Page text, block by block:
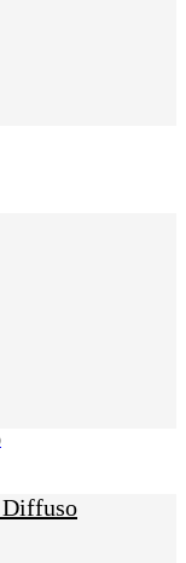
Diffuso